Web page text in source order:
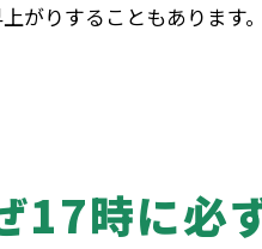
がりすることもあります。
17時に必